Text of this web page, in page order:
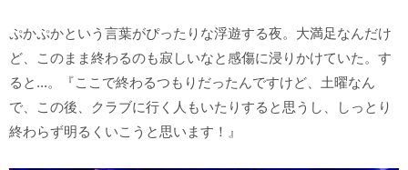
ぷかぷかという言葉がぴったりな浮遊する夜。大満足なんだけ
ど、このまま終わるのも寂しいなと感傷に浸りかけていた。す
ると...。『ここで終わるつもりだったんですけど、土曜なん
で、この後、クラブに行く人もいたりすると思うし、しっとり
終わらず明るくいこうと思います！』